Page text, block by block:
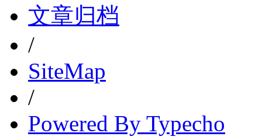
文章归档
/
SiteMap
/
Powered By Typecho